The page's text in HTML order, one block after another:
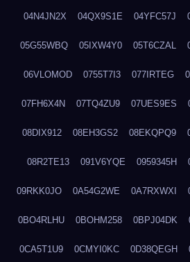
04N4JN2X 04QX9S1E 04YFC57J
05G55WBQ 05IXW4Y0 05T6CZAL
06VLOMOD 0755T7I3 077IRTEG
07FH6X4N 07TQ4ZU9 07UES9ES
08DIX912 08EH3GS2 08EKQPQ9
08R2TE13 091V6YQE 0959345H
09RKK0JO 0A54G2WE 0A7RXWXI
0BO4RLHU 0BOHM258 0BPJ04DK
0CA5T1U9 0CMYI0KC 0D38QEGH